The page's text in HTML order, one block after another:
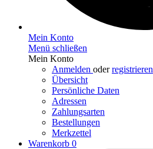
Mein Konto
Menü schließen
Mein Konto
Anmelden oderregistrieren
Übersicht
Persönliche Daten
Adressen
Zahlungsarten
Bestellungen
Merkzettel
Warenkorb 0